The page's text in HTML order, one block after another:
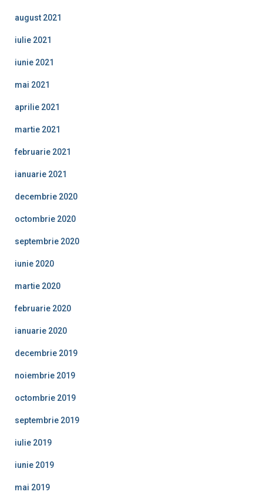
august 2021
iulie 2021
iunie 2021
mai 2021
aprilie 2021
martie 2021
februarie 2021
ianuarie 2021
decembrie 2020
octombrie 2020
septembrie 2020
iunie 2020
martie 2020
februarie 2020
ianuarie 2020
decembrie 2019
noiembrie 2019
octombrie 2019
septembrie 2019
iulie 2019
iunie 2019
mai 2019